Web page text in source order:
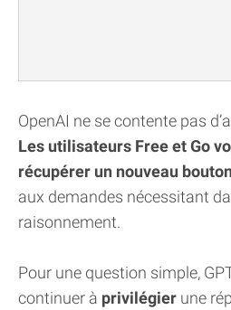
OpenAI ne se contente pas
Les utilisateurs Free et Go
récupérer un nouveau bouton
aux demandes nécessitant
raisonnement.
Pour une question simple,
continuer à privilégier une